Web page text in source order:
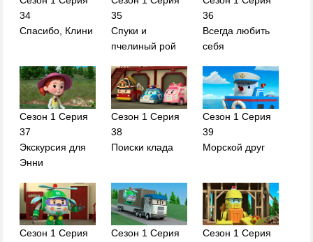
34
Спасибо, Клини
35
Спуки и
пчелиный рой
36
Всегда любить
себя
Сезон 1 Серия
37
Экскурсия для
Энни
Сезон 1 Серия
38
Поиски клада
Сезон 1 Серия
39
Морской друг
Сезон 1 Серия
Сезон 1 Серия
Сезон 1 Серия